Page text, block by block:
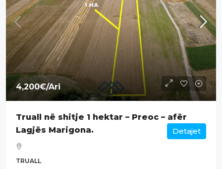
4,200€/Ari
Truall në shitje 1 hektar – Preoc – afër
Lagjës Marigona.
TRUALL
Detajet